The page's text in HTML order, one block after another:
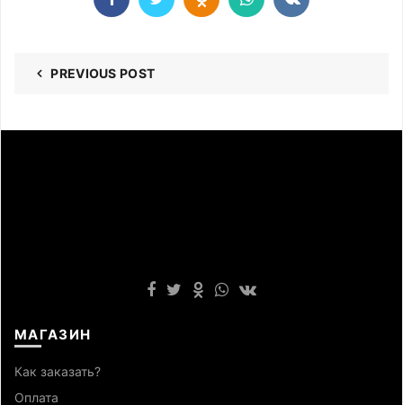
PREVIOUS POST
МАГАЗИН
Как заказать?
Оплата